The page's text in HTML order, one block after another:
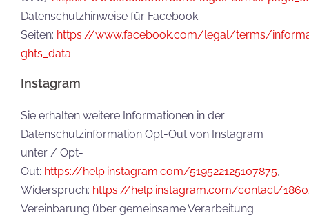
Datenschutzhinweise für Facebook-
Seiten: https://www.facebook.com/legal/terms/
ghts_data.
Instagram​
Sie erhalten weitere Informationen in der
Datenschutzinformation Opt-Out von Instagram
unter / Opt-
Out: https://help.instagram.com/519522125107875,
Widerspruch: https://help.instagram.com/contact/
Vereinbarung über gemeinsame Verarbeitung